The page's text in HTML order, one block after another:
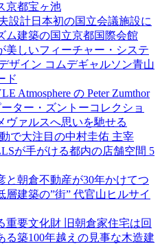
京都宝ヶ池
設計日本初の国立会議施設に
ム建築の国立京都国際会館
美しいフィーチャー・システ
ザイン コムデギャルソン青山
ド
Atmosphere の Peter Zumthor
ーター・ズントーコレクショ
ヴァルスへ思いを馳せる
で大注目の中村圭佑 主宰
が手がける都内の店舗空間 5
と朝倉不動産が30年かけてつ
層建築の”街” 代官山ヒルサイ
重要文化財 旧朝倉家住宅は回
る築100年越えの見事な木造建